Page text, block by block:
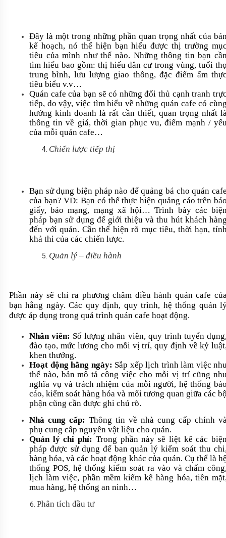
Đây là một trong những phần quan trọng nhất của
kế hoạch, nó thể hiện bạn hiểu được thị trường
tiêu của mình như thế nào. Những thông tin bạn
tìm hiểu bao gồm: thị hiếu dân cư trong vùng, tuổi
trung bình, lưu lượng giao thông, đặc điểm ẩm
tiêu biểu v.v…
Quán cafe của bạn sẽ có những đối thủ cạnh tranh
tiếp, do vậy, việc tìm hiểu về những quán cafe có
hướng kinh doanh là rất cần thiết, quan trọng nhất
thông tin về giá, thời gian phục vu, điểm mạnh /
của mỗi quán cafe…
Chiến lược tiếp thị
Bạn sử dụng biện pháp nào để quảng bá cho quán
của bạn? VD: Bạn có thể thực hiện quảng cáo trên
giấy, báo mạng, mạng xã hội… Trình bày các
pháp bạn sử dụng để giới thiệu và thu hút khách
đến với quán. Cần thể hiện rõ mục tiêu, thời hạn,
khả thi của các chiến lược.
Quản lý – điều hành
Phần này sẽ chỉ ra phương châm điều hành quán cafe
bạn hằng ngày. Các quy định, quy trình, hệ thống quản
được áp dụng trong quá trình quán cafe hoạt động.
Nhân viên: Số lượng nhân viên, quy trình tuyển
đào tạo, mức lương cho mỗi vị trí, quy định về kỷ
khen thưởng.
Hoạt động hằng ngày: Sắp xếp lịch trình làm việc
thế nào, bản mô tả công việc cho mỗi vị trí cũng
nghĩa vụ và trách nhiệm của mỗi người, hệ thống
cáo, kiểm soát hàng hóa và mối tương quan giữa các
phận cũng cần được ghi chú rõ.
Nhà cung cấp: Thông tin về nhà cung cấp chính
phụ cung cấp nguyên vật liệu cho quán.
Quản lý chi phí: Trong phần này sẽ liệt kê các
pháp được sử dụng để ban quản lý kiểm soát thu
hàng hóa, và các hoạt động khác của quán. Cụ thể là
thống POS, hệ thống kiểm soát ra vào và chấm
lịch làm việc, phần mềm kiểm kê hàng hóa, tiền
mua hàng, hệ thống an ninh…
Phân tích đầu tư